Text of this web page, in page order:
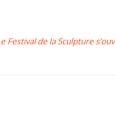
Festival de la Sculpture